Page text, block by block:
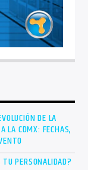
DE LA
LA CDMX: FECHAS,
PERSONALIDAD?